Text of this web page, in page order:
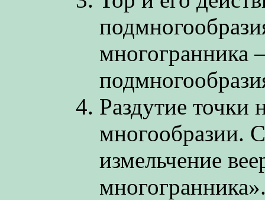
многогранника
Раздутие точки
многообразии.
измельчение